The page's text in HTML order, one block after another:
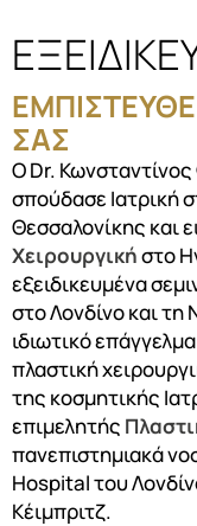
ΣΑΣ
Ο Dr.
σπούδασε Ιατρική
Θεσσαλονίκης και
Χειρουργικήστο
εξειδικευμένα
στο Λονδίνο και
ιδιωτικό
πλαστική
της κοσμητικής
επιμελητής
πανεπιστημιακά
Hospital του
Κέιμπριτζ.